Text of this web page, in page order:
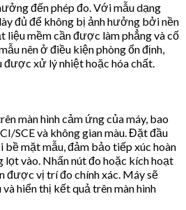
đến phép đo. Với mẫu dạng
đủ để không bị ảnh hưởng bởi nền
liệu mềm cần được làm phẳng và cố
nên ở điều kiện phòng ổn định,
được xử lý nhiệt hoặc hóa chất.
màn hình cảm ứng của máy, bao
SCE và không gian màu. Đặt đầu
bề mặt mẫu, đảm bảo tiếp xúc hoàn
lọt vào. Nhấn nút đo hoặc kích hoạt
được vị trí đo chính xác. Máy sẽ
hiển thị kết quả trên màn hình